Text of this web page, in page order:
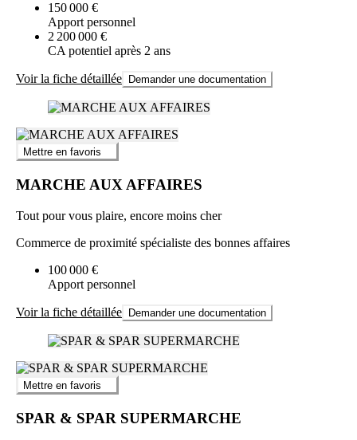
150 000 €
Apport personnel
2 200 000 €
CA potentiel après 2 ans
Voir la fiche détaillée Demander une documentation
Mettre en favoris
MARCHE AUX AFFAIRES
Tout pour vous plaire, encore moins cher
Commerce de proximité spécialiste des bonnes affaires
100 000 €
Apport personnel
Voir la fiche détaillée Demander une documentation
Mettre en favoris
SPAR & SPAR SUPERMARCHE